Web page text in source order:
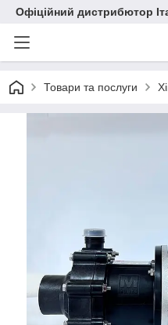
Офіційний дистрибютор
Товари та послуги